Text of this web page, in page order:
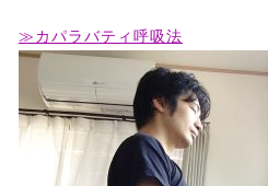
≫カパラバティ呼吸法